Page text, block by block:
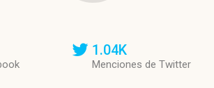
1.04K
Menciones de Twitter